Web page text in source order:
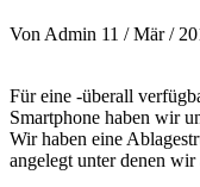
Von Admin 11 / Mär /
Für eine -überall
Smartphone haben wir
Wir haben eine
angelegt unter denen